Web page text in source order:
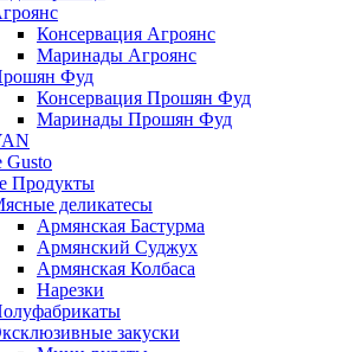
Консервация Агроянс
Маринады Агроянс
Фуд
Консервация Прошян Фуд
Маринады Прошян Фуд
Gusto
Продукты
деликатесы
Армянская Бастурма
Армянский Суджух
Армянская Колбаса
Нарезки
закуски